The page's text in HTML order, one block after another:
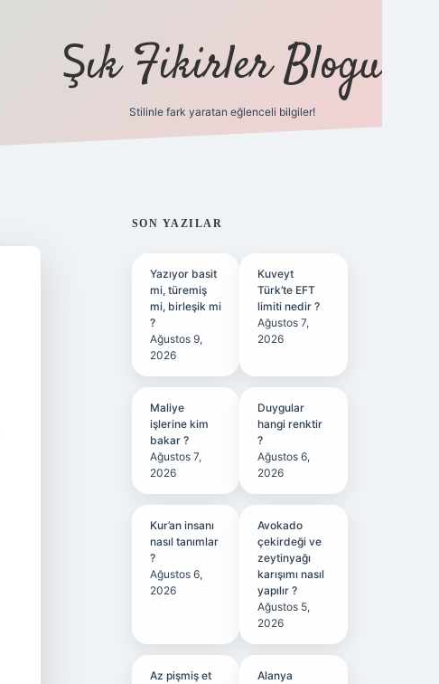
Şık Fikirler Blogu
Stilinle fark yaratan eğlenceli bilgiler!
SIDEBAR
SON YAZILAR
Yazıyor basit
mi, türemiş
mi, birleşik mi
?
Ağustos 9,
2026
Kuveyt
Türk’te EFT
limiti nedir ?
Ağustos 7,
2026
Maliye
işlerine kim
bakar ?
Ağustos 7,
2026
Duygular
hangi renktir
?
Ağustos 6,
2026
Kur’an insanı
nasıl tanımlar
?
Ağustos 6,
2026
Avokado
çekirdeği ve
zeytinyağı
karışımı nasıl
yapılır ?
Ağustos 5,
2026
Az pişmiş et
Alanya